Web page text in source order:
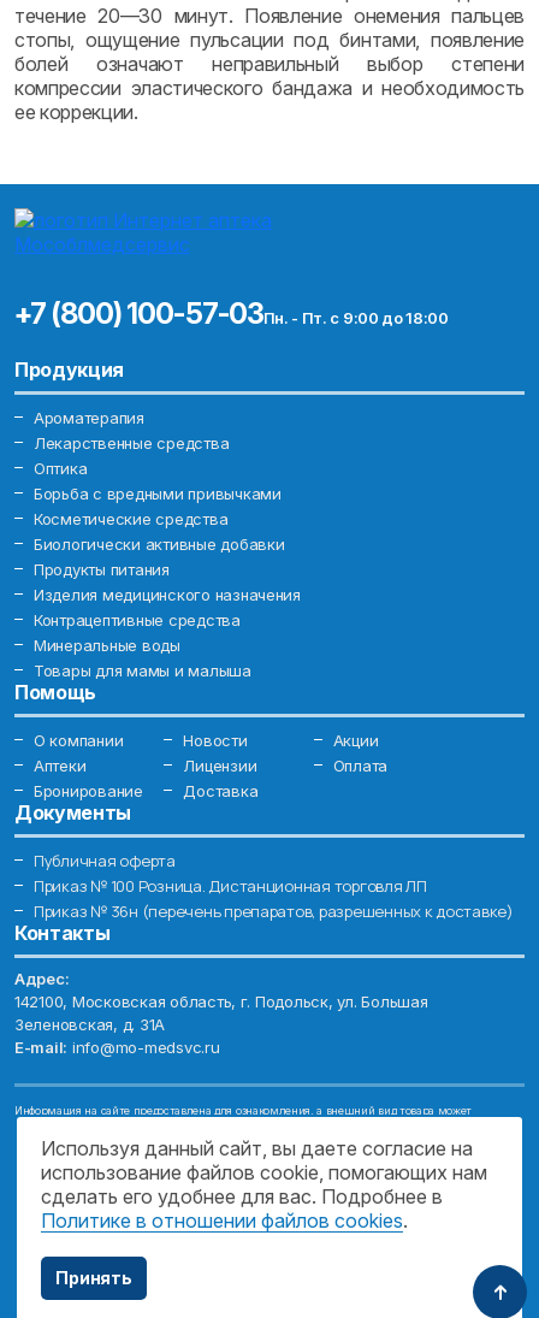
течение 20—30 минут. Появление онемения пальцев
стопы, ощущение пульсации под бинтами, появление
болей означают неправильный выбор степени
компрессии эластического бандажа и необходимость
ее коррекции.
+7 (800) 100-57-03Пн. - Пт. с 9:00 до 18:00
Продукция
Ароматерапия
Лекарственные средства
Оптика
Борьба с вредными привычками
Косметические средства
Биологически активные добавки
Продукты питания
Изделия медицинского назначения
Контрацептивные средства
Минеральные воды
Товары для мамы и малыша
Помощь
О компании Новости
Акции
Аптеки
Лицензии
Оплата
Бронирование
Доставка
Документы
Публичная оферта
Приказ № 100 Розница. Дистанционная торговля ЛП
Приказ № 36н (перечень препаратов, разрешенных к доставке)
Контакты
Адрес:
142100, Московская область, г. Подольск, ул. Большая
Зеленовская, д. 31А
E-mail: info@mo-medsvc.ru
Информация на сайте предоставлена для ознакомления, а внешний вид товара может
Имеются противопоказания, проконсультируйтесь со специалистом!
© 2026. ГОСУДАРСТВЕННОЕ БЮДЖЕТНОЕ УЧРЕЖДЕНИЕ МОСКОВСКОЙ
ОБЛАСТИ "МОСОБЛМЕДСЕРВИС"
ПОДДЕРЖКА САЙТА
Используя данный сайт, вы даете согласие на
использование файлов cookie, помогающих нам
сделать его удобнее для вас. Подробнее в
Политике в отношении файлов cookies.
Принять